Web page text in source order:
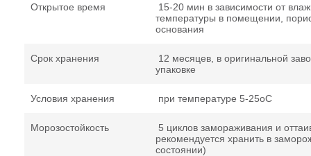
Открытое время
15-20 мин в зависимости от
температуры в помещении,
основания
Срок хранения
12 месяцев, в оригинальной
упаковке
Условия хранения при температуре 5-25оС
Морозостойкость
5 циклов замораживания и
рекомендуется хранить в
состоянии)